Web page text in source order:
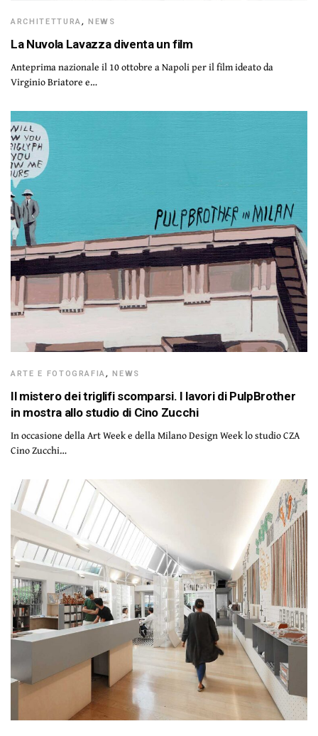
ARCHITETTURA,NEWS
La Nuvola Lavazza diventa un film
Anteprima nazionale il 10 ottobre a Napoli per il film ideato da
Virginio Briatore e…
ARTE E FOTOGRAFIA,NEWS
Il mistero dei triglifi scomparsi. I lavori di PulpBrother
in mostra allo studio di Cino Zucchi
In occasione della Art Week e della Milano Design Week lo studio CZA
Cino Zucchi…